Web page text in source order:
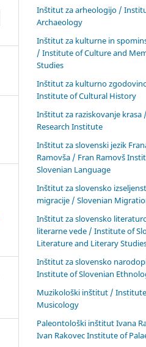
Inštitut za arheologijo /
Archaeology
Inštitut za kulturne in
/ Institute of Culture and
Studies
Inštitut za kulturno
Institute of Cultural History
Inštitut za raziskovanje krasa
Research Institute
Inštitut za slovenski jezik
Ramovša / Fran Ramovš
Slovenian Language
Inštitut za slovensko
migracije / Slovenian
Inštitut za slovensko
literarne vede / Institute of
Literature and Literary
Inštitut za slovensko
Institute of Slovenian
Muzikološki inštitut /
Musicology
Paleontološki inštitut Ivana
Ivan Rakovec Institute of